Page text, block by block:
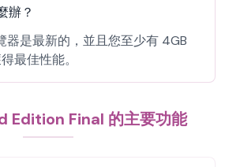
辦？
器是最新的，並且您至少有 4GB
最佳性能。
Edition Final 的主要功能